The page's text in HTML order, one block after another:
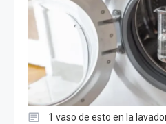
1 vaso de esto en la